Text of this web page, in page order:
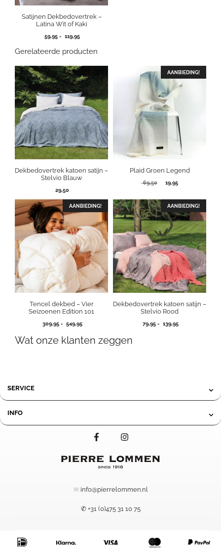
Satijnen Dekbedovertrek –
Latina Wit of Kaki
59,95 - 119,95Prijsklasse:
tot
Gerelateerde producten
Dekbedovertrek katoen satijn –
Stelvio Blauw
29,50
AANBIEDING!
Plaid Groen Legend
69,50
Oorspronkelijke
was:
69,50.
19,95Huidige
is:
19,95.
AANBIEDING!
Tencel dekbed – Vier
Seizoenen Edition 101
309,95 - 549,95Prijsklasse:
tot
AANBIEDING!
Dekbedovertrek katoen satijn –
Stelvio Rood
79,95 - 139,95Prijsklasse:
Wat onze klanten zeggen
SERVICE
INFO
✉ info@pierrelommen.nl
✆ +31 (0)475 31 10 75